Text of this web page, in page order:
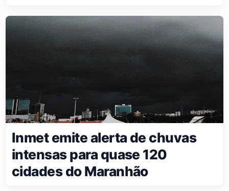
Inmet emite alerta de chuvas
intensas para quase 120
cidades do Maranhão